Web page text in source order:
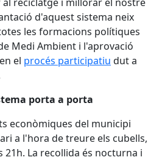
d'aquest sistema neix
les formacions polítiques
Medi Ambient i l'aprovació
el procés participatiu dut a
porta a porta
econòmiques del municipi
a l'hora de treure els cubells,
21h. La recollida és nocturna i